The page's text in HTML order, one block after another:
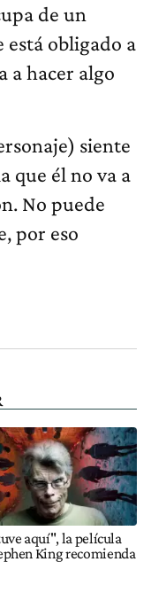
de un
está obligado a
a hacer algo
siente
que él no va a
No puede
por eso
aquí", la película
King recomienda